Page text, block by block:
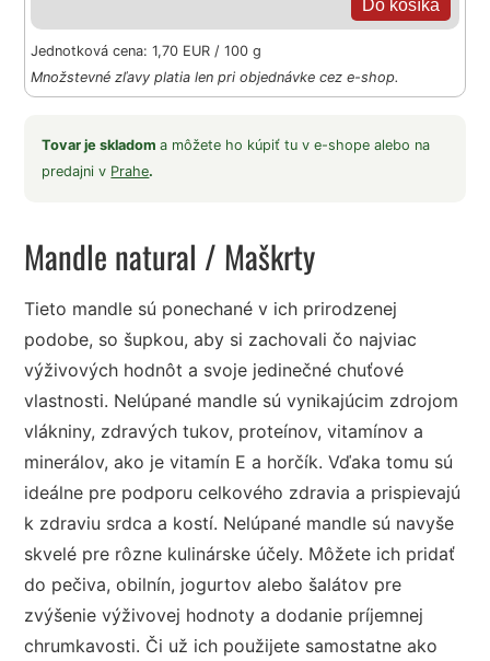
Jednotková cena: 1,70 EUR / 100 g
Množstevné zľavy platia len pri objednávke cez e-shop.
Tovar je skladoma môžete ho kúpiť tu v e-shope alebo na
predajni v Prahe.
Mandle natural / Maškrty
Tieto mandle sú ponechané v ich prirodzenej
podobe, so šupkou, aby si zachovali čo najviac
výživových hodnôt a svoje jedinečné chuťové
vlastnosti. Nelúpané mandle sú vynikajúcim zdrojom
vlákniny, zdravých tukov, proteínov, vitamínov a
minerálov, ako je vitamín E a horčík. Vďaka tomu sú
ideálne pre podporu celkového zdravia a prispievajú
k zdraviu srdca a kostí. Nelúpané mandle sú navyše
skvelé pre rôzne kulinárske účely. Môžete ich pridať
do pečiva, obilnín, jogurtov alebo šalátov pre
zvýšenie výživovej hodnoty a dodanie príjemnej
chrumkavosti. Či už ich použijete samostatne ako